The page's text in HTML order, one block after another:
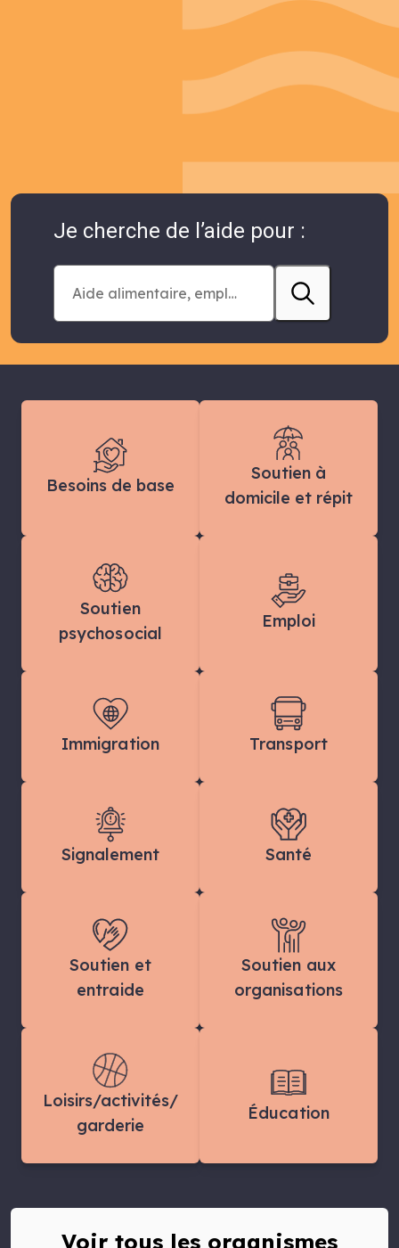
Je cherche de l’aide pour :
Besoins de base
Soutien à
domicile et répit
Soutien
psychosocial
Emploi
Immigration Transport
Signalement Santé
Soutien et
entraide
Soutien aux
organisations
Loisirs/activités/
garderie
Éducation
Voir tous les organismes